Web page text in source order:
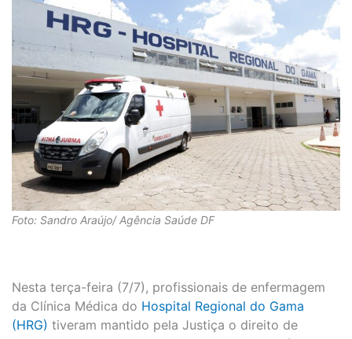
Foto: Sandro Araújo/ Agência Saúde DF
Nesta terça-feira (7/7), profissionais de enfermagem
da Clínica Médica do Hospital Regional do Gama
(HRG) tiveram mantido pela Justiça o direito de